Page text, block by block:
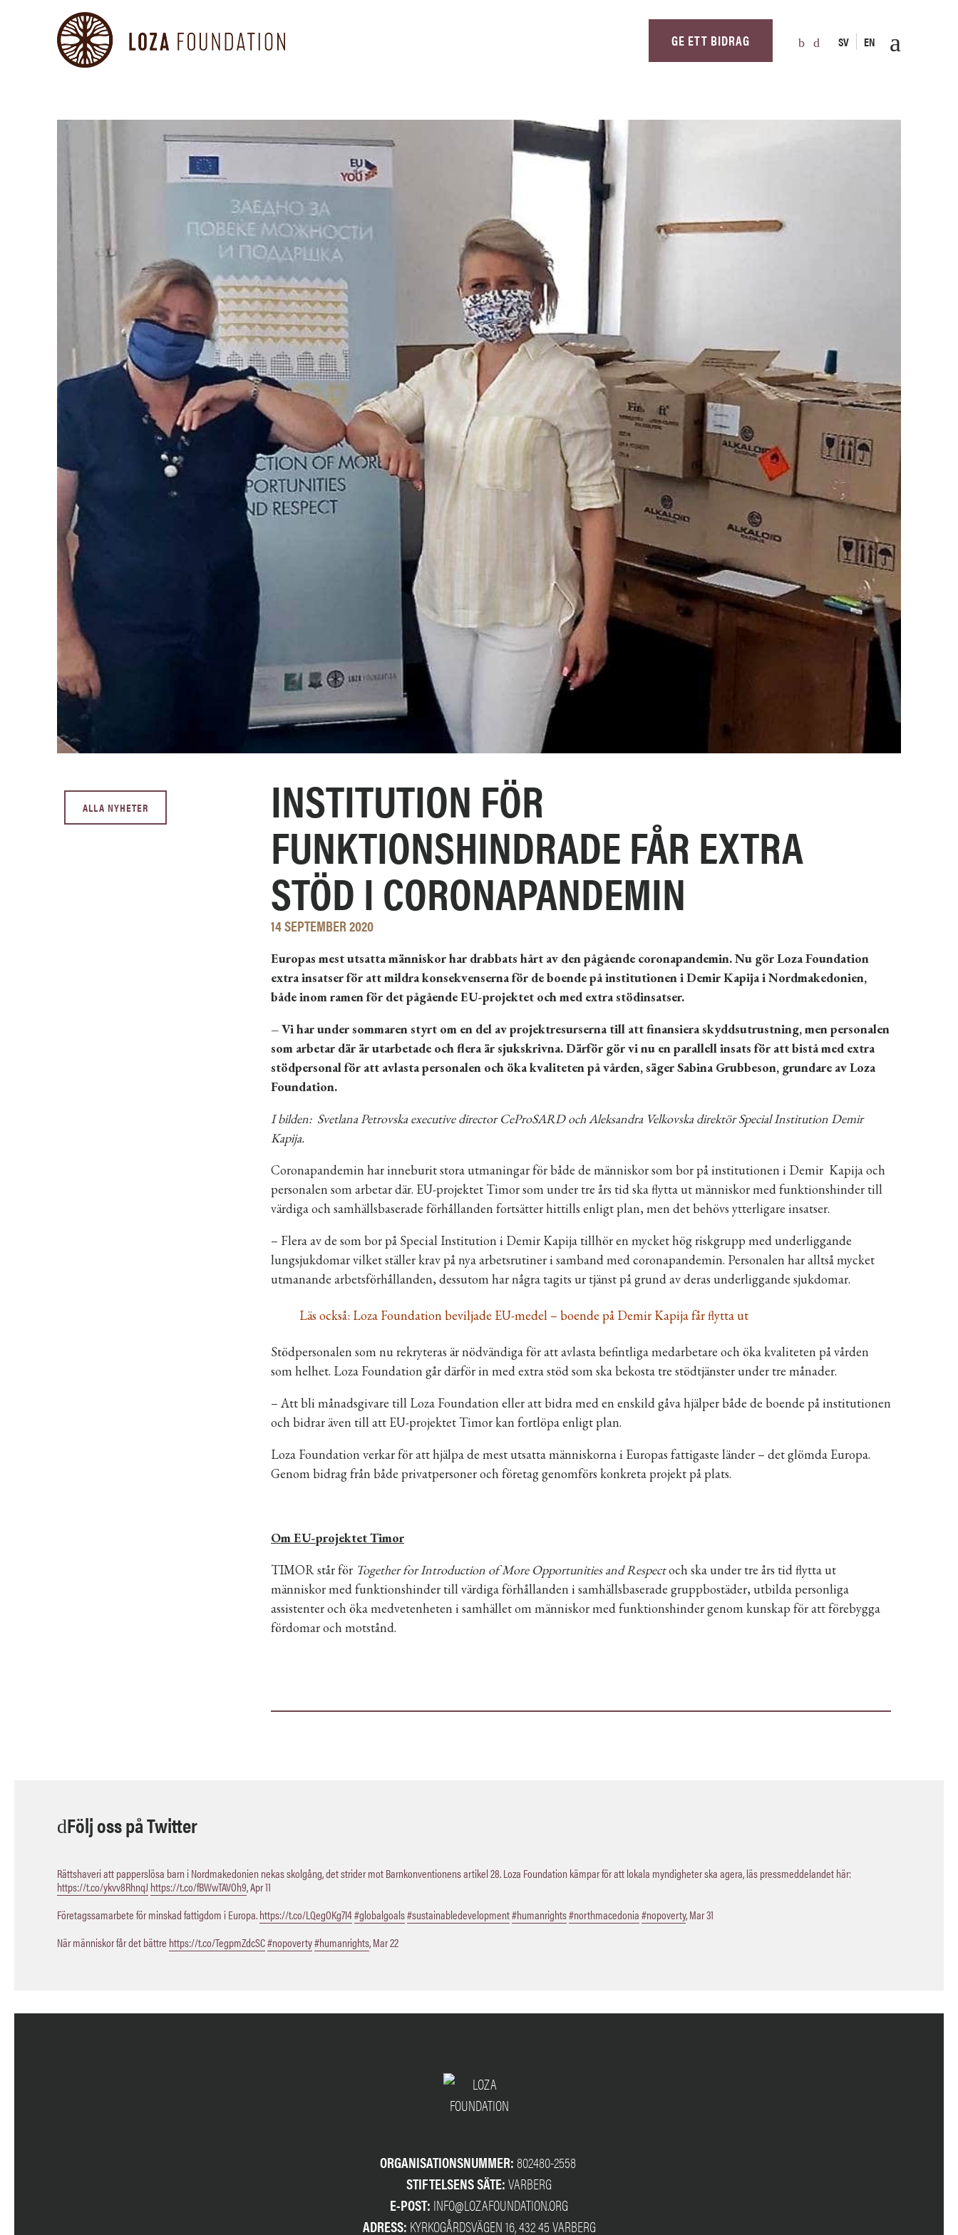
GE ETT BIDRAG SV EN
ALLA NYHETER INSTITUTION FÖR
FUNKTIONSHINDRADE FÅR EXTRA
STÖD I CORONAPANDEMIN
14 SEPTEMBER 2020
Europas mest utsatta människor har drabbats hårt av den pågående coronapandemin. Nu gör Loza Foundation
extra insatser för att mildra konsekvenserna för de boende på institutionen i Demir Kapija i Nordmakedonien,
både inom ramen för det pågående EU-projektet och med extra stödinsatser.
– Vi har under sommaren styrt om en del av projektresurserna till att finansiera skyddsutrustning, men personalen
som arbetar där är utarbetade och flera är sjukskrivna. Därför gör vi nu en parallell insats för att bistå med extra
stödpersonal för att avlasta personalen och öka kvaliteten på vården, säger Sabina Grubbeson, grundare av Loza
Foundation.
I bilden: Svetlana Petrovska executive director CeProSARD och Aleksandra Velkovska direktör Special Institution Demir
Kapija.
Coronapandemin har inneburit stora utmaningar för både de människor som bor på institutionen i Demir Kapija och
personalen som arbetar där. EU-projektet Timor som under tre års tid ska flytta ut människor med funktionshinder till
värdiga och samhällsbaserade förhållanden fortsätter hittills enligt plan, men det behövs ytterligare insatser.
– Flera av de som bor på Special Institution i Demir Kapija tillhör en mycket hög riskgrupp med underliggande
lungsjukdomar vilket ställer krav på nya arbetsrutiner i samband med coronapandemin. Personalen har alltså mycket
utmanande arbetsförhållanden, dessutom har några tagits ur tjänst på grund av deras underliggande sjukdomar.
Läs också: Loza Foundation beviljade EU-medel – boende på Demir Kapija får flytta ut
Stödpersonalen som nu rekryteras är nödvändiga för att avlasta befintliga medarbetare och öka kvaliteten på vården
som helhet. Loza Foundation går därför in med extra stöd som ska bekosta tre stödtjänster under tre månader.
– Att bli månadsgivare till Loza Foundation eller att bidra med en enskild gåva hjälper både de boende på institutionen
och bidrar även till att EU-projektet Timor kan fortlöpa enligt plan.
Loza Foundation verkar för att hjälpa de mest utsatta människorna i Europas fattigaste länder – det glömda Europa.
Genom bidrag från både privatpersoner och företag genomförs konkreta projekt på plats.
Om EU-projektet Timor
TIMOR står för Together for Introduction of More Opportunities and Respectoch ska under tre års tid flytta ut
människor med funktionshinder till värdiga förhållanden i samhällsbaserade gruppbostäder, utbilda personliga
assistenter och öka medvetenheten i samhället om människor med funktionshinder genom kunskap för att förebygga
fördomar och motstånd.
Följ oss på Twitter
Rättshaveri att papperslösa barn i Nordmakedonien nekas skolgång, det strider mot Barnkonventionens artikel 28. Loza Foundation kämpar för att lokala myndigheter ska agera, läs pressmeddelandet här:
https://t.co/ykvv8RhnqJ https://t.co/fBWwTAVOh9,Apr 11
Företagssamarbete för minskad fattigdom i Europa.https://t.co/LQegOKg7I4#globalgoals#sustainabledevelopment#humanrights#northmacedonia#nopoverty,Mar 31
När människor får det bättre https://t.co/TegpmZdcSC#nopoverty#humanrights,Mar 22
ORGANISATIONSNUMMER: 802480-2558
STIFTELSENS SÄTE:VARBERG
E-POST: INFO@LOZAFOUNDATION.ORG
ADRESS: KYRKOGÅRDSVÄGEN 16, 432 45 VARBERG